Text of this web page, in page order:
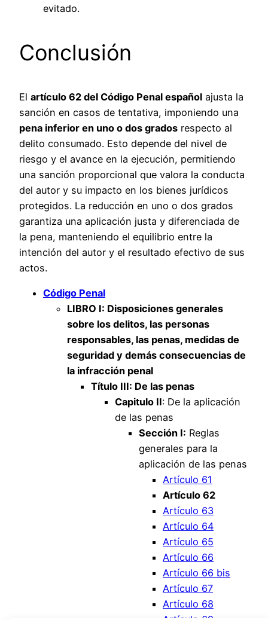
evitado.
Conclusión
El artículo 62 del Código Penal español ajusta la
sanción en casos de tentativa, imponiendo una
pena inferior en uno o dos grados respecto al
delito consumado. Esto depende del nivel de
riesgo y el avance en la ejecución, permitiendo
una sanción proporcional que valora la conducta
del autor y su impacto en los bienes jurídicos
protegidos. La reducción en uno o dos grados
garantiza una aplicación justa y diferenciada de
la pena, manteniendo el equilibrio entre la
intención del autor y el resultado efectivo de sus
actos.
Código Penal
LIBRO I: Disposiciones generales
sobre los delitos, las personas
responsables, las penas, medidas de
seguridad y demás consecuencias de
la infracción penal
Título III: De las penas
Capitulo II: De la aplicación
de las penas
Sección I: Reglas
generales para la
aplicación de las penas
Artículo 61
Artículo 62
Artículo 63
Artículo 64
Artículo 65
Artículo 66
Artículo 66 bis
Artículo 67
Artículo 68